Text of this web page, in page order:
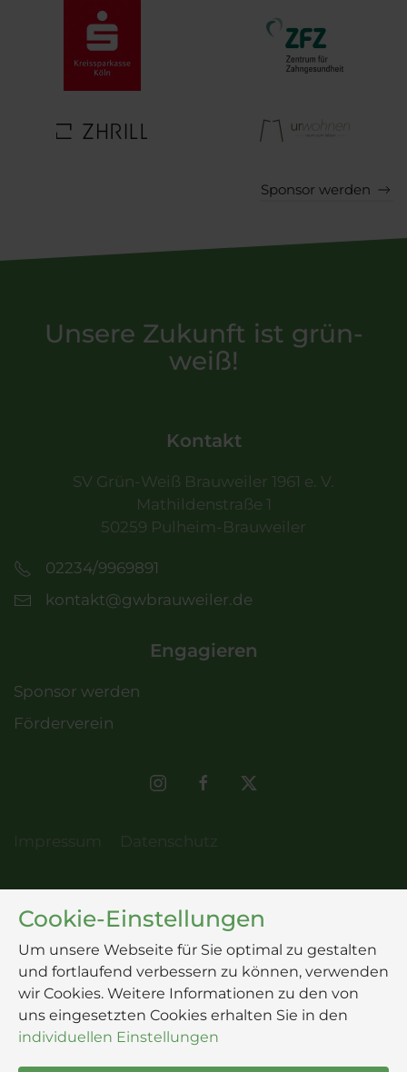
Sponsor werden
Unsere Zukunft ist grün-
weiß!
Kontakt
SV Grün-Weiß Brauweiler 1961 e. V.
Mathildenstraße 1
50259 Pulheim-Brauweiler
02234/9969891
kontakt@gwbrauweiler.de
Engagieren
Sponsor werden
Förderverein
Cookie-Einstellungen
Um unsere Webseite für Sie optimal zu gestalten
und fortlaufend verbessern zu können, verwenden
wir Cookies. Weitere Informationen zu den von
uns eingesetzten Cookies erhalten Sie in den
individuellen Einstellungen